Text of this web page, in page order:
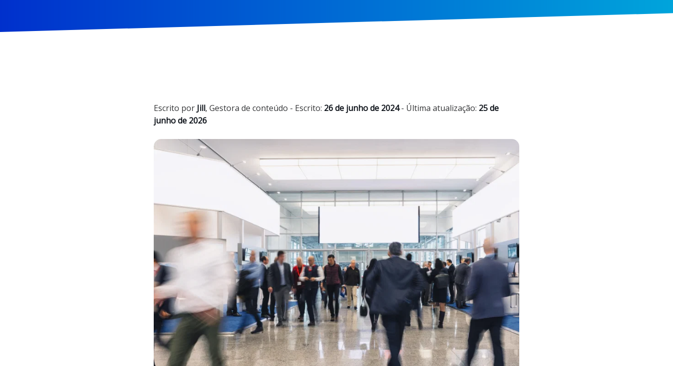
Escrito por Jill, Gestora de conteúdo - Escrito: 26 de junho de 2024- Última atualização: 25 de
junho de 2026